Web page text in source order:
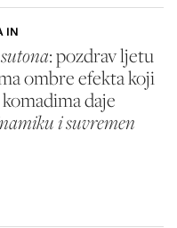
IN
: pozdrav ljetu
ombre efekta koji
daje
i suvremen